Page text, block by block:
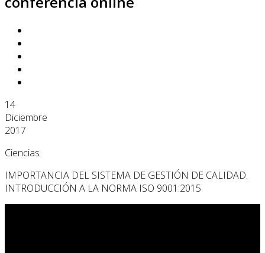
14
Diciembre
2017
Ciencias
IMPORTANCIA DEL SISTEMA DE GESTIÓN DE CALIDAD.
INTRODUCCIÓN A LA NORMA ISO 9001:2015